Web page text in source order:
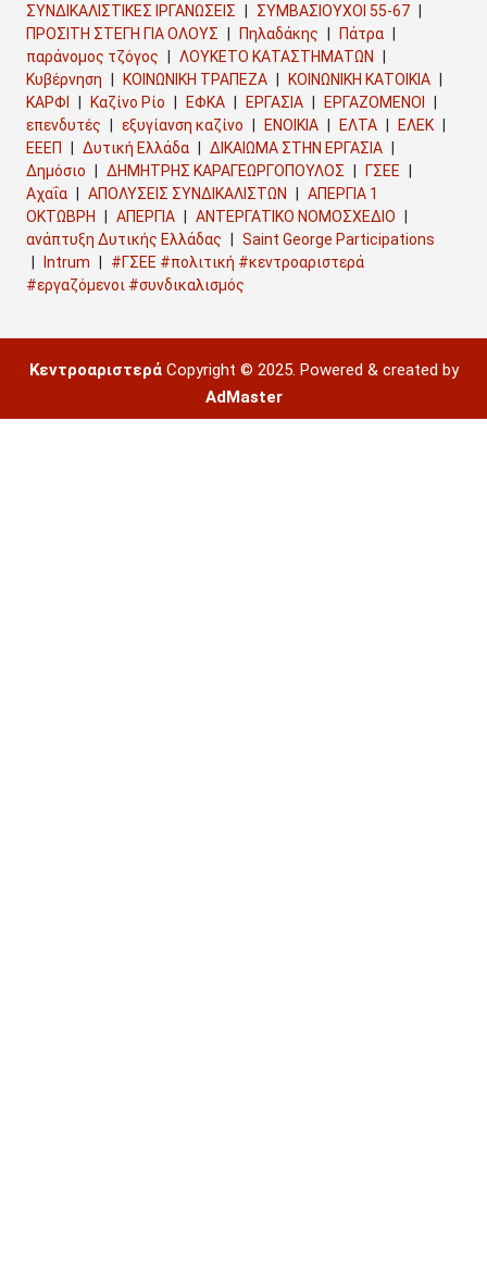
ΣΥΝΔΙΚΑΛΙΣΤΙΚΕΣ ΙΡΓΑΝΩΣΕΙΣ
ΣΥΜΒΑΣΙΟΥΧΟΙ 55-67
ΠΡΟΣΙΤΗ ΣΤΕΓΗ ΓΙΑ ΟΛΟΥΣ
Πηλαδάκης
Πάτρα
παράνομος τζόγος
ΛΟΥΚΕΤΟ ΚΑΤΑΣΤΗΜΑΤΩΝ
Κυβέρνηση
ΚΟΙΝΩΝΙΚΗ ΤΡΑΠΕΖΑ
ΚΟΙΝΩΝΙΚΗ ΚΑΤΟΙΚΙΑ
ΚΑΡΦΙ
Καζίνο Ρίο ΕΦΚΑ ΕΡΓΑΣΙΑ
ΕΡΓΑΖΟΜΕΝΟΙ
επενδυτές
εξυγίανση καζίνο ΕΝΟΙΚΙΑ ΕΛΤΑ
ΕΛΕΚ
ΕΕΕΠ
Δυτική Ελλάδα
ΔΙΚΑΙΩΜΑ ΣΤΗΝ ΕΡΓΑΣΙΑ
Δημόσιο
ΔΗΜΗΤΡΗΣ ΚΑΡΑΓΕΩΡΓΟΠΟΥΛΟΣ
ΓΣΕΕ
Αχαΐα
ΑΠΟΛΥΣΕΙΣ ΣΥΝΔΙΚΑΛΙΣΤΩΝ
ΑΠΕΡΓΙΑ 1
ΟΚΤΩΒΡΗ
ΑΠΕΡΓΙΑ
ΑΝΤΕΡΓΑΤΙΚΟ ΝΟΜΟΣΧΕΔΙΟ
ανάπτυξη Δυτικής Ελλάδας
Saint George Participations
Intrum
#ΓΣΕΕ #πολιτική #κεντροαριστερά
#εργαζόμενοι #συνδικαλισμός
ΚεντροαριστεράCopyright © 2025. Powered & created by
AdMaster